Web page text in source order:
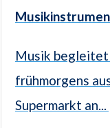
Musik begleitet
frühmorgens
Supermarkt an...